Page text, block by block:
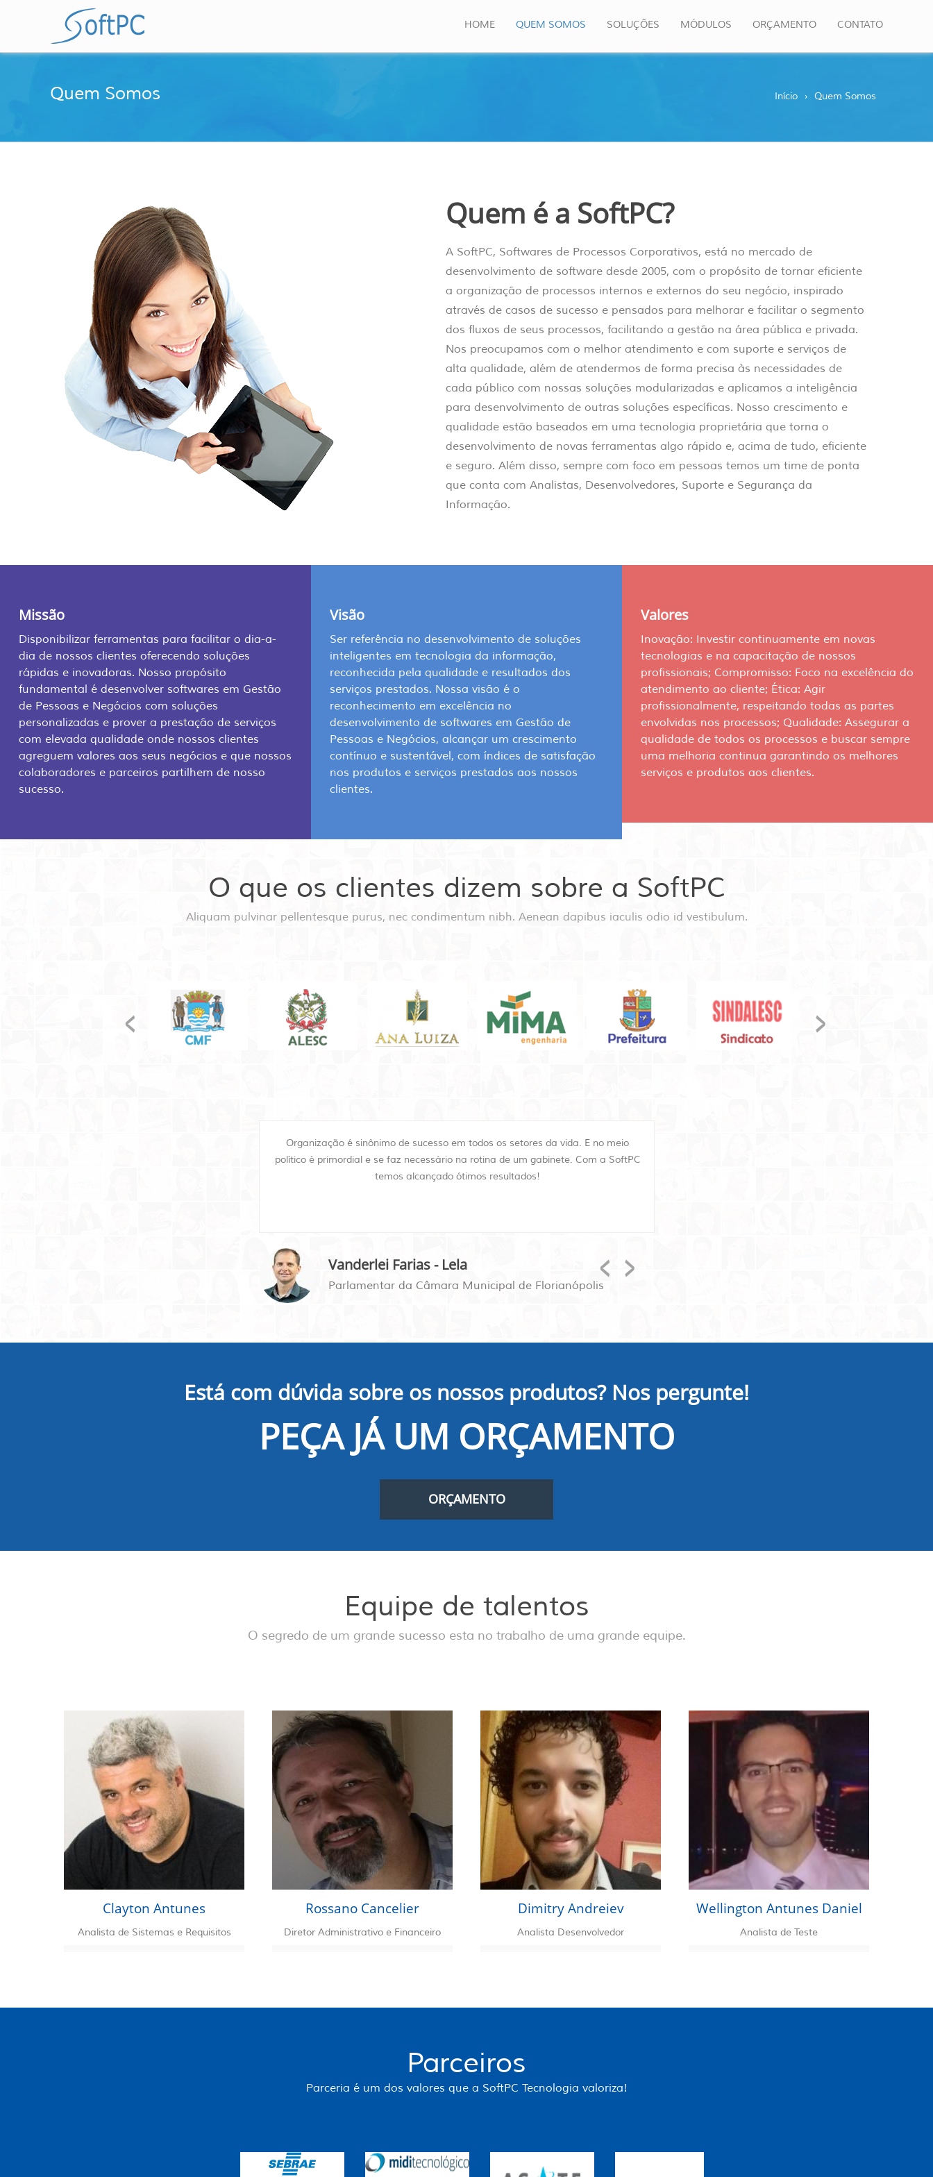
Menu
HOME QUEM SOMOS SOLUÇÕES MÓDULOS ORÇAMENTO CONTATO
Quem Somos Início › Quem Somos
Quem é a SoftPC?
A SoftPC, Softwares de Processos Corporativos, está no mercado de
desenvolvimento de software desde 2005, com o propósito de tornar eficiente
a organização de processos internos e externos do seu negócio, inspirado
através de casos de sucesso e pensados para melhorar e facilitar o segmento
dos fluxos de seus processos, facilitando a gestão na área pública e privada.
Nos preocupamos com o melhor atendimento e com suporte e serviços de
alta qualidade, além de atendermos de forma precisa às necessidades de
cada público com nossas soluções modularizadas e aplicamos a inteligência
para desenvolvimento de outras soluções específicas. Nosso crescimento e
qualidade estão baseados em uma tecnologia proprietária que torna o
desenvolvimento de novas ferramentas algo rápido e, acima de tudo, eficiente
e seguro. Além disso, sempre com foco em pessoas temos um time de ponta
que conta com Analistas, Desenvolvedores, Suporte e Segurança da
Informação.
Missão
Disponibilizar ferramentas para facilitar o dia-a-
dia de nossos clientes oferecendo soluções
rápidas e inovadoras. Nosso propósito
fundamental é desenvolver softwares em Gestão
de Pessoas e Negócios com soluções
personalizadas e prover a prestação de serviços
com elevada qualidade onde nossos clientes
agreguem valores aos seus negócios e que nossos
colaboradores e parceiros partilhem de nosso
sucesso.
Visão
Ser referência no desenvolvimento de soluções
inteligentes em tecnologia da informação,
reconhecida pela qualidade e resultados dos
serviços prestados. Nossa visão é o
reconhecimento em excelência no
desenvolvimento de softwares em Gestão de
Pessoas e Negócios, alcançar um crescimento
contínuo e sustentável, com índices de satisfação
nos produtos e serviços prestados aos nossos
clientes.
Valores
Inovação: Investir continuamente em novas
tecnologias e na capacitação de nossos
profissionais; Compromisso: Foco na excelência do
atendimento ao cliente; Ética: Agir
profissionalmente, respeitando todas as partes
envolvidas nos processos; Qualidade: Assegurar a
qualidade de todos os processos e buscar sempre
uma melhoria continua garantindo os melhores
serviços e produtos aos clientes.
O que os clientes dizem sobre a SoftPC
Aliquam pulvinar pellentesque purus, nec condimentum nibh. Aenean dapibus iaculis odio id vestibulum.
Organização é sinônimo de sucesso em todos os setores da vida. E no meio
político é primordial e se faz necessário na rotina de um gabinete. Com a SoftPC
temos alcançado ótimos resultados!
Vanderlei Farias - Lela
Parlamentar da Câmara Municipal de Florianópolis
Está com dúvida sobre os nossos produtos? Nos pergunte!
PEÇA JÁ UM ORÇAMENTO
ORÇAMENTO
Equipe de talentos
O segredo de um grande sucesso esta no trabalho de uma grande equipe.
Clayton Antunes
Analista de Sistemas e Requisitos
Rossano Cancelier
Diretor Administrativo e Financeiro
Dimitry Andreiev
Analista Desenvolvedor
Wellington Antunes Daniel
Analista de Teste
Parceiros
Parceria é um dos valores que a SoftPC Tecnologia valoriza!